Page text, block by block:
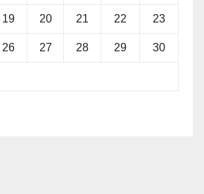
19 20 21 22 23
26 27 28 29 30